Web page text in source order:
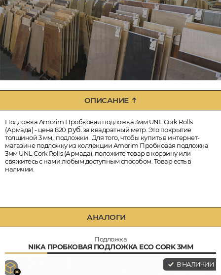
ОПИСАНИЕ
Подложка Amorim Пробковая подложка 3мм UNL Cork Rolls
(Армада) - цена 820 руб.за квадратный метр. Это покрытие
толщиной 3 мм,. подложки . Для того, чтобы купить в интернет-
магазине подложку из коллекции Amorim Пробковая подложка
3мм UNL Cork Rolls (Армада), положите товар в корзину или
свяжитесь с нами любым доступным способом. Товар есть в
наличии.
АНАЛОГИ
Подложка
NIKA ПРОБКОВАЯ ПОДЛОЖКА ECO CORK 3ММ
В НАЛИЧИИ